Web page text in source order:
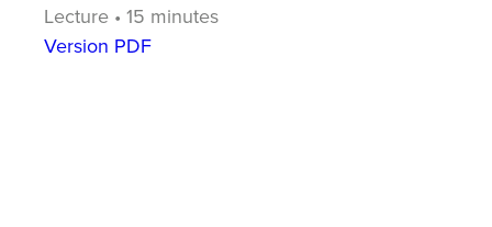
Lecture • 15 minutes
Version PDF